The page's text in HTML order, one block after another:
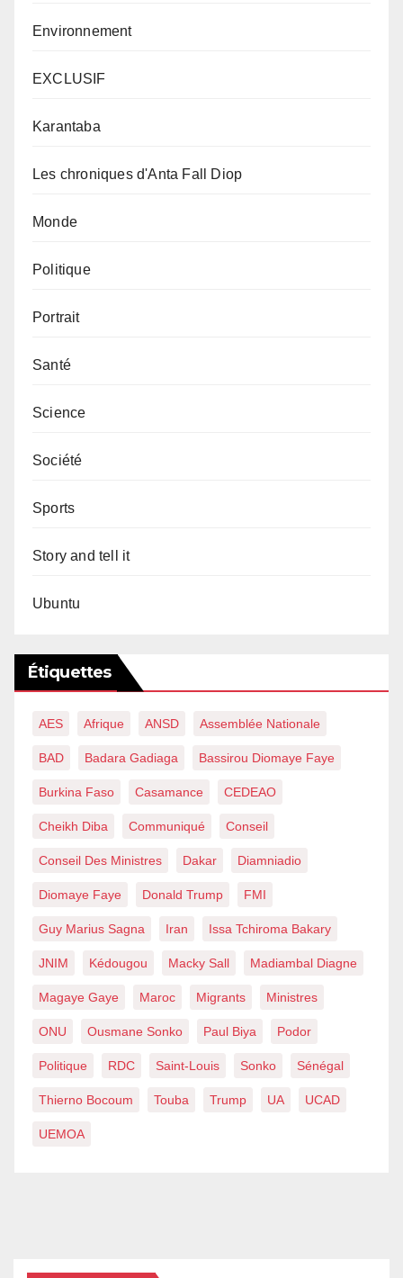
Environnement
EXCLUSIF
Karantaba
Les chroniques d'Anta Fall Diop
Monde
Politique
Portrait
Santé
Science
Société
Sports
Story and tell it
Ubuntu
Étiquettes
AES Afrique ANSD Assemblée Nationale
BAD Badara Gadiaga Bassirou Diomaye Faye
Burkina Faso Casamance CEDEAO
Cheikh Diba Communiqué Conseil
Conseil Des Ministres Dakar Diamniadio
Diomaye Faye Donald Trump FMI
Guy Marius Sagna Iran Issa Tchiroma Bakary
JNIM Kédougou Macky Sall Madiambal Diagne
Magaye Gaye Maroc Migrants Ministres
ONU Ousmane Sonko Paul Biya Podor
Politique RDC Saint-Louis Sonko Sénégal
Thierno Bocoum Touba Trump UA UCAD
UEMOA